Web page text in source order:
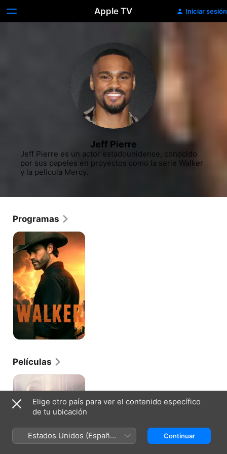
Apple TV Iniciar sesión
Jeff Pierre
Jeff Pierre es un actor estadounidense, conocido
por sus papeles en proyectos como la serie Walker
y la película Mercy.
Programas
Walker
Películas
Sin
piedad
Elige otro país para ver el contenido específico
de tu ubicación
Estados Unidos (Español
México)
Continuar